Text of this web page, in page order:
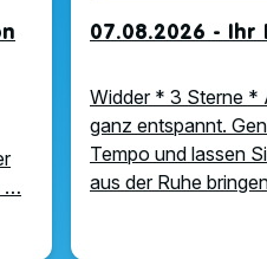
…
07.08.2026 - Ihr
Widder * 3 Sterne *
ganz entspannt.
Tempo und lassen
aus der Ruhe